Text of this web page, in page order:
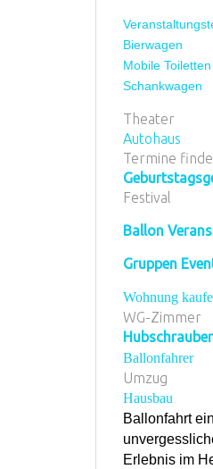
Bierwagen
Mobile Toiletten
Schankwagen
Theater
Autohaus
Termine
Festival
Ballon
Gruppen
Wohnung
WG-Zimmer
Ballonfahrer
Umzug
Hausbau
Ballonfahrt ein
Erlebnis im